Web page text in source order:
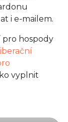
i e-mailem.
hospody
vyplnit